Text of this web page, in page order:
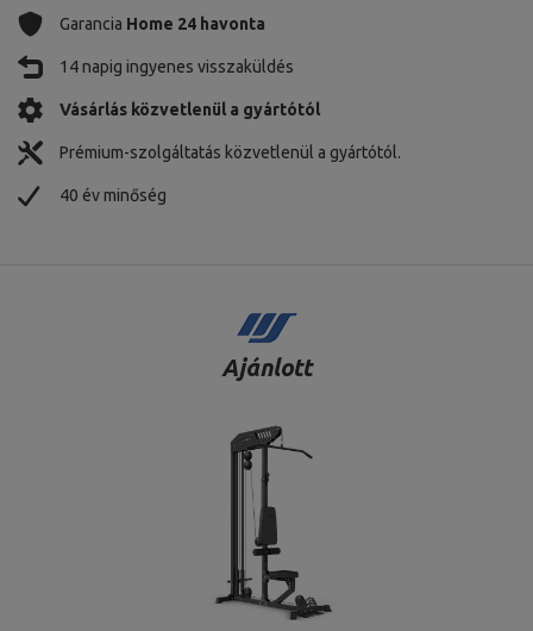
Garancia Home 24 havonta
14 napig ingyenes visszaküldés
Vásárlás közvetlenül a gyártótól
Prémium-szolgáltatás közvetlenül a gyártótól.
40 év minőség
Ajánlott